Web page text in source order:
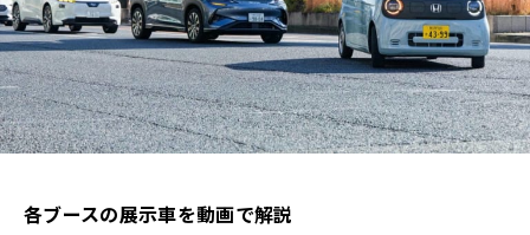
各ブースの展示車を動画で解説